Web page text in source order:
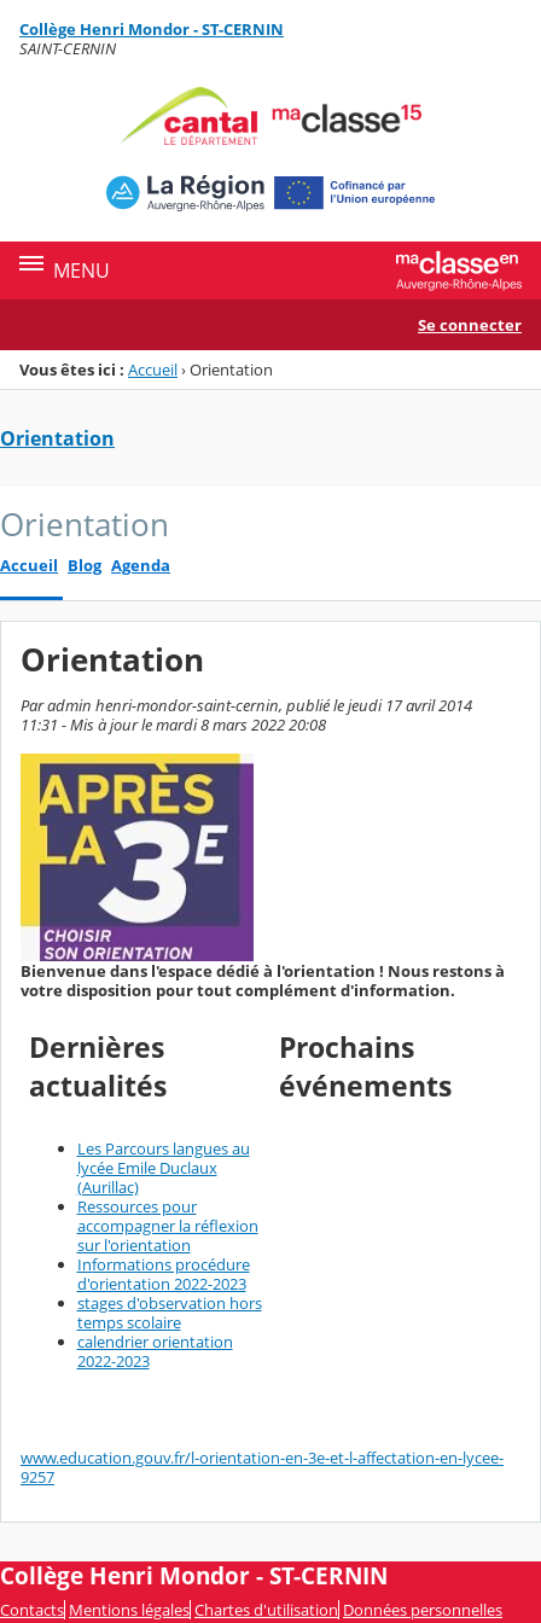
Menu de la rubrique
Contenu
Collège Henri Mondor - ST-CERNIN
SAINT-CERNIN
MENU
Se connecter
Vous êtes ici : Accueil›Orientation
Orientation
Orientation
Accueil Blog Agenda
Orientation
Par admin henri-mondor-saint-cernin, publié le jeudi 17 avril 2014
11:31 - Mis à jour le mardi 8 mars 2022 20:08
Bienvenue dans l'espace dédié à l'orientation ! Nous restons à
votre disposition pour tout complément d'information.
Dernières
actualités
Les Parcours langues au
lycée Emile Duclaux
(Aurillac)
Ressources pour
accompagner la réflexion
sur l'orientation
Informations procédure
d'orientation 2022-2023
stages d'observation hors
temps scolaire
calendrier orientation
2022-2023
Prochains
événements
www.education.gouv.fr/l-orientation-en-3e-et-l-affectation-en-lycee-
9257
Collège Henri Mondor - ST-CERNIN
Contacts Mentions légales Chartes d'utilisation Données personnelles